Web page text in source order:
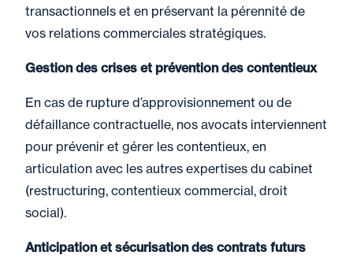
transactionnels et en préservant la pérennité de
vos relations commerciales stratégiques.
Gestion des crises et prévention des contentieux
En cas de rupture d’approvisionnement ou de
défaillance contractuelle, nos avocats interviennent
pour prévenir et gérer les contentieux, en
articulation avec les autres expertises du cabinet
(restructuring, contentieux commercial, droit
social).
Anticipation et sécurisation des contrats futurs